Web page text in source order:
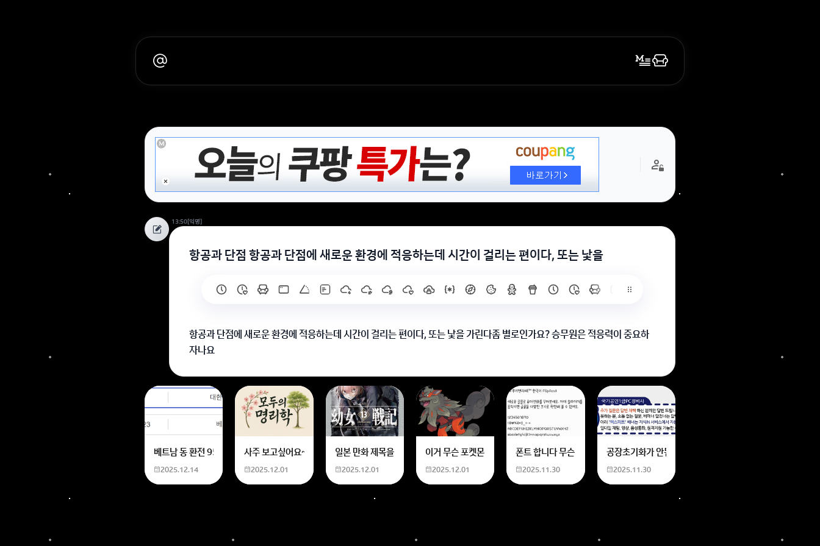
13:50[익명]
항공과 단점 항공과 단점에 새로운 환경에 적응하는데 시간이 걸리는 편이다, 또는 낯을
항공과 단점에 새로운 환경에 적응하는데 시간이 걸리는 편이다, 또는 낯을 가린다좀 별로인가요? 승무원은 적응력이 중요하
자나요
적당한 단점을 적으시고 이 단점을 극복하기 위해 더 많은 시간을 준비하고
2중 체크를 하면서 꼼꼼함을 어필하시는게 좋습니다.
루틴을 만들어서 생활합니다. 새로운 환경에 놓인다면 루틴을 만들어서 컨디션을 조절합니다.O
회원가입 혹은 광고 [X]를 누르면 내용이 보입니다
베트남 동 환전 950,000원동 한화 계산할때0하나 빼고 나누기 2하면 되는거 아닌가요??제가 알고 있는거랑
2025.12.14
사주 보고싶어요~ 사주 보고 싶은데 어디서 봐야할 지모르겠어요여자 양력 2007 04 06
2025.12.01
일본 만화 제목을 찾습니다 - 비행 마법 저격 여자 기억하기로는 위의 내용에 있는 일본 만화 제목을 찾습니다. 만화의 내용은
2025.12.01
이거 무슨 포켓몬이에요? 신기하네요
2025.12.01
폰트 합니다 무슨 폰트인지 알려주세요
2025.11.30
공장초기화가 안됩니다 제가 볼륨 아래버튼이랑 전원버튼
2025.11.30